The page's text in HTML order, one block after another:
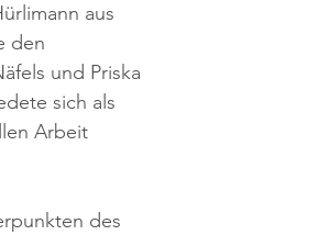
aus
den
und Priska
sich als
Arbeit
des